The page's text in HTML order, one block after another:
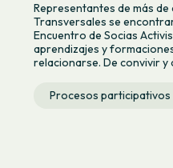
Representantes de más
Transversales se
Encuentro de Socias
aprendizajes y
relacionarse. De convivir y
Procesos participativos